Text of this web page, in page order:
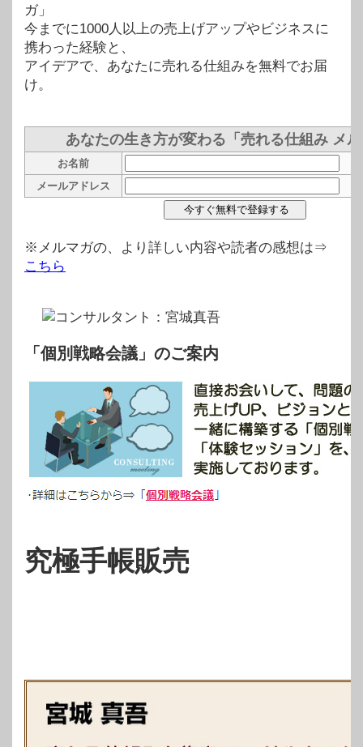
ガ」
今までに1000人以上の売上げアップやビジネスに
携わった経験と、
アイデアで、あなたに売れる仕組みを無料でお届
け。
あなたの生き方が変わる「売れる仕組み メ
お名前
メールアドレス
※メルマガの、より詳しい内容や読者の感想は⇒
こちら
「個別戦略会議」のご案内
究極手帳販売